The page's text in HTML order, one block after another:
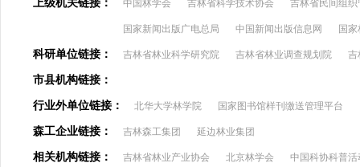
上级机关链接： 中国林学会 吉林省科学技术协会 吉林省民间组织
国家新闻出版广电总局 中国新闻出版信息网 国
科研单位链接： 吉林省林业科学研究院 吉林省林业调查规划院 吉
市县机构链接：
行业外单位链接： 北华大学林学院 国家图书馆样刊缴送管理平台
森工企业链接： 吉林森工集团 延边林业集团
相关机构链接： 吉林省林业产业协会 北京林学会 中国科协科普